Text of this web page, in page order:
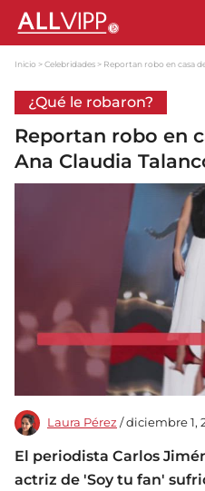
Inicio Celebridades Reportan robo en casa
¿Qué le robaron?
Reportan robo en
Ana Claudia
Laura Pérez / diciembre 1,
El periodista Carlos
actriz de 'Soy tu fan'